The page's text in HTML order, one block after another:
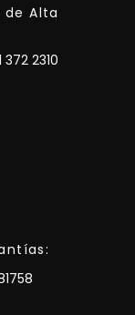
de Alta
372 2310